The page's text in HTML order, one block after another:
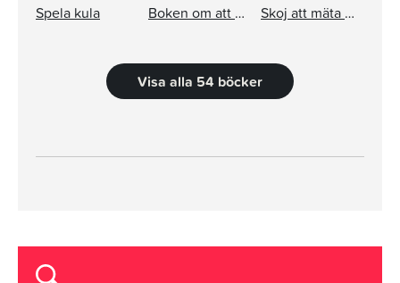
Spela kula Boken om att börja skolan Skoj att mäta med Klass 1b
Visa alla 54 böcker